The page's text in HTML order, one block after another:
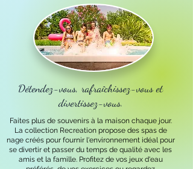
Détendez-vous, rafraîchissez-vous et
divertissez-vous.
Faites plus de souvenirs à la maison chaque jour.
La collection Recreation propose des spas de
nage créés pour fournir l'environnement idéal pour
se divertir et passer du temps de qualité avec les
amis et la famille. Profitez de vos jeux d'eau